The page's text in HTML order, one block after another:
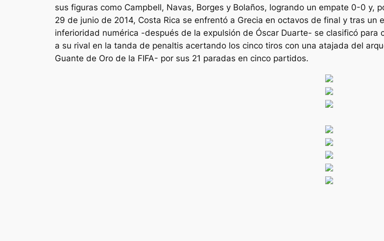
sus figuras como Campbell, Navas, Borges y Bolaños, logrando un empate 0-0 y,
29 de junio de 2014, Costa Rica se enfrentó a Grecia en octavos de final y tras un
inferioridad numérica -después de la expulsión de Óscar Duarte- se clasificó
a su rival en la tanda de penaltis acertando los cinco tiros con una atajada del
Guante de Oro de la FIFA- por sus 21 paradas en cinco partidos.